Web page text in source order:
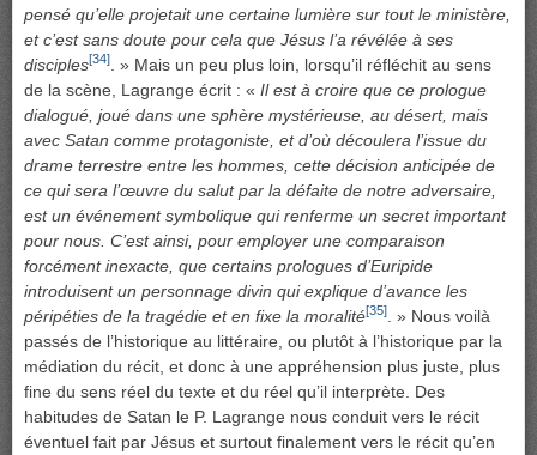
pensé qu’elle projetait une certaine lumière sur tout le ministère,
et c’est sans doute pour cela que Jésus l’a révélée à ses
disciples[34]
. » Mais un peu plus loin, lorsqu’il réfléchit au sens
de la scène, Lagrange écrit : « Il est à croire que ce prologue
dialogué, joué dans une sphère mystérieuse, au désert, mais
avec Satan comme protagoniste, et d’où découlera l’issue du
drame terrestre entre les hommes, cette décision anticipée de
ce qui sera l’œuvre du salut par la défaite de notre adversaire,
est un événement symbolique qui renferme un secret important
pour nous. C’est ainsi, pour employer une comparaison
forcément inexacte, que certains prologues d’Euripide
introduisent un personnage divin qui explique d’avance les
péripéties de la tragédie et en fixe la moralité[35]
. » Nous voilà
passés de l’historique au littéraire, ou plutôt à l’historique par la
médiation du récit, et donc à une appréhension plus juste, plus
fine du sens réel du texte et du réel qu’il interprète. Des
habitudes de Satan le P. Lagrange nous conduit vers le récit
éventuel fait par Jésus et surtout finalement vers le récit qu’en